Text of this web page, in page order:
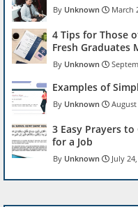
Unknown March
4 Tips for Those
Fresh Graduates
Unknown
Examples of
Unknown August
3 Easy Prayers
for a Job
Unknown July